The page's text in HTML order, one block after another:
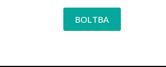
BOLTBA